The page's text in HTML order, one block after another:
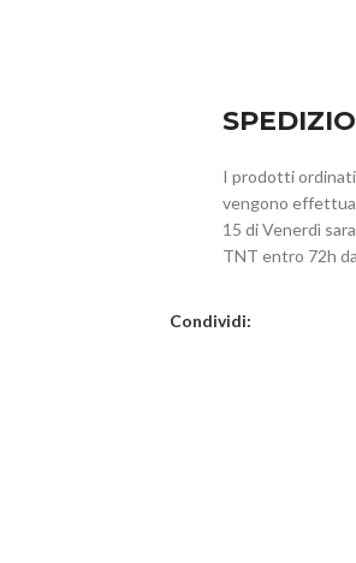
I prodotti ordinati
vengono
15 di Venerdì
TNT entro 72h
Condividi: